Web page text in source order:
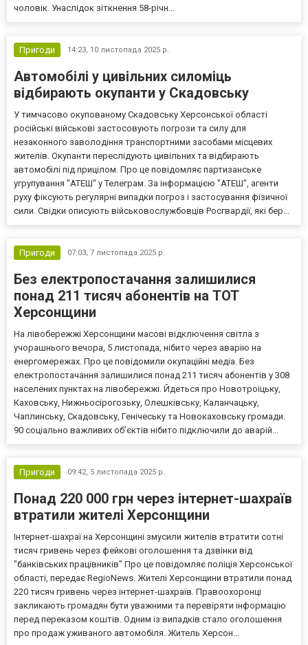
чоловік. Унаслідок зіткнення 58-річн...
Пригоди 14:23, 10 листопада 2025 р.
Автомобілі у цивільних силоміць
відбирають окупанти у Скадовську
У тимчасово окупованому Скадовську Херсонської області
російські військові застосовують погрози та силу для
незаконного заволодіння транспортними засобами місцевих
жителів. Окупанти переслідують цивільних та відбирають
автомобілі під прицілом. Про це повідомляє партизанське
угрупування "АТЕШ" у Телеграм. За інформацією "АТЕШ", агенти
руху фіксують регулярні випадки погроз і застосування фізичної
сили. Свідки описують військовослужбовців Росгвардії, які бер...
Пригоди 07:03, 7 листопада 2025 р.
Без електропостачання залишилися
понад 211 тисяч абонентів на ТОТ
Херсонщини
На лівобережжі Херсонщини масові відключення світла з
учорашнього вечора, 5 листопада, нібито через аварію на
енергомережах. Про це повідомили окупаційні медіа. Без
електропостачання залишилися понад 211 тисяч абонентів у 308
населених пунктах на лівобережжі. Йдеться про Новотроїцьку,
Каховську, Нижньосірогозьку, Олешківську, Каланчацьку,
Чаплинську, Скадовську, Генічеську та Новокаховську громади.
90 соціально важливих об’єктів нібито підключили до аварій...
Пригоди 09:42, 5 листопада 2025 р.
Понад 220 000 грн через інтернет-шахраїв
втратили жителі Херсонщини
Інтернет-шахраї на Херсонщині змусили жителів втратити сотні
тисяч гривень через фейкові оголошення та дзвінки від
"банківських працівників" Про це повідомляє поліція Херсонської
області, передає RegioNews. Жителі Херсонщини втратили понад
220 тисяч гривень через інтернет-шахраїв. Правоохоронці
закликають громадян бути уважними та перевіряти інформацію
перед переказом коштів. Одним із випадків стало оголошення
про продаж уживаного автомобіля. Житель Херсон...